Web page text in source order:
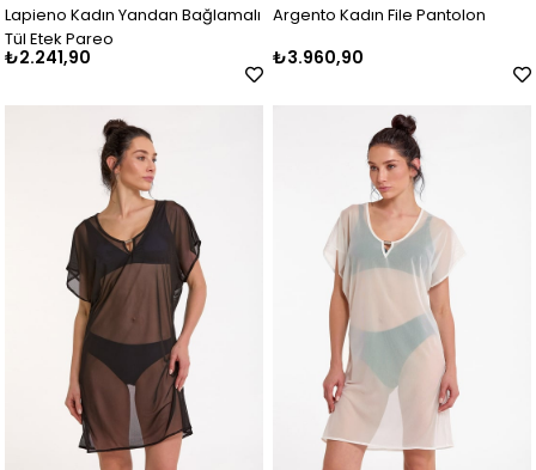
Lapieno Kadın Yandan Bağlamalı
Tül Etek Pareo
₺2.241,90
Argento Kadın File Pantolon
₺3.960,90